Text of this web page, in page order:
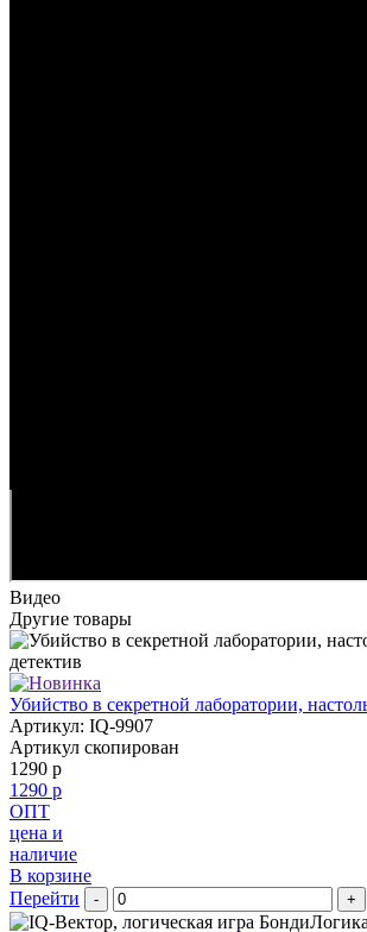
Видео
Другие товары
Убийство в секретной лаборатории,
Артикул: IQ-9907
Артикул скопирован
1290 р
1290 р
ОПТ
цена и
наличие
В корзине
Перейти
- +